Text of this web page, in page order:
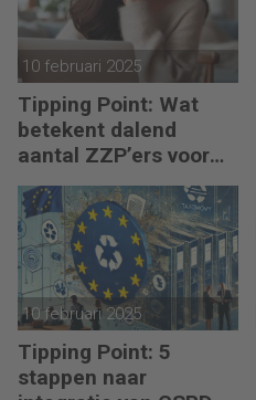
10 februari 2025
Tipping Point: Wat
betekent dalend
aantal ZZP’ers voor
financiële planning?
10 februari 2025
Tipping Point: 5
stappen naar